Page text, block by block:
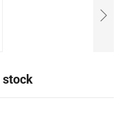
stock